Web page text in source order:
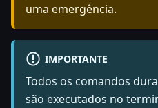
uma emergência.
IMPORTANTE
Todos os comandos
são executados no